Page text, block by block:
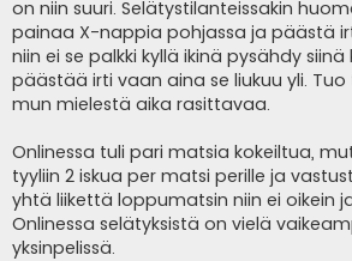
on niin suuri. Selätystilanteissakin
painaa X-nappia pohjassa ja päästä
niin ei se palkki kyllä ikinä pysähdy
päästää irti vaan aina se liukuu yli.
mun mielestä aika rasittavaa.
Onlinessa tuli pari matsia kokeiltua,
tyyliin 2 iskua per matsi perille ja
yhtä liikettä loppumatsin niin ei oikein
Onlinessa selätyksistä on vielä
yksinpelissä.